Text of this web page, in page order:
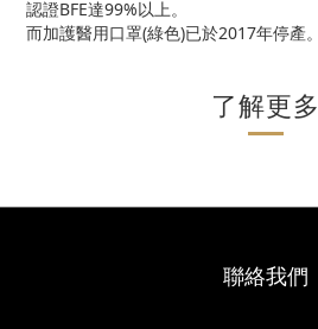
認證BFE達99%以上。
而加護醫用口罩(綠色)已於2017年停產。
了解更多
聯絡我們